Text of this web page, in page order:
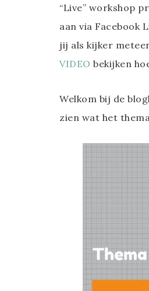
“Live” workshop
aan via Facebook
jij als kijker
VIDEO bekijken
Welkom bij de
zien wat het